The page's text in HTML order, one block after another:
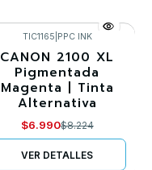
-15%
Agotado
TIC1165 PPC INK
CANON 2100 XL
Pigmentada
Magenta | Tinta
Alternativa
$6.990$8.224
VER DETALLES